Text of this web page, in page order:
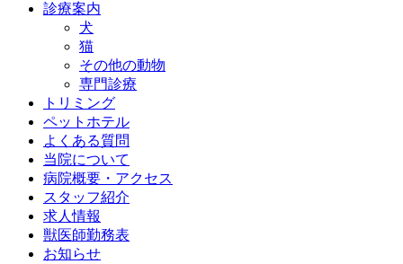
診療案内
犬
猫
その他の動物
専門診療
トリミング
ペットホテル
よくある質問
当院について
病院概要・アクセス
スタッフ紹介
求人情報
獣医師勤務表
お知らせ